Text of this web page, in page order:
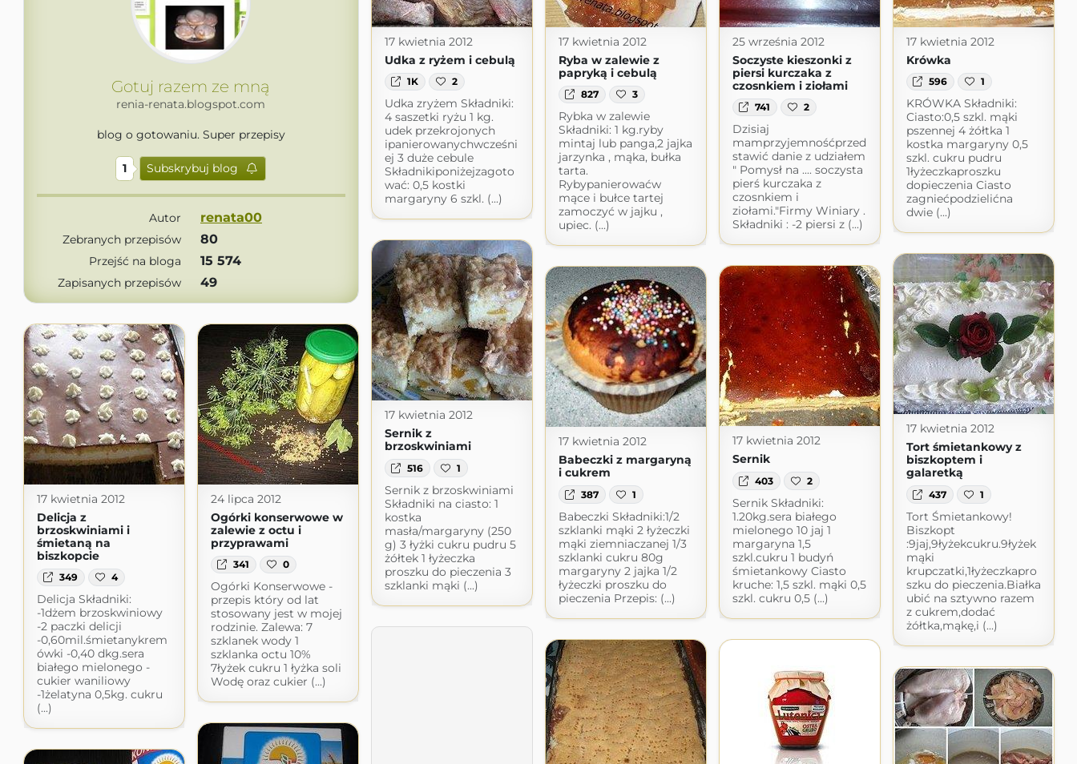
Gotuj razem ze mną
renia-renata.blogspot.com
blog o gotowaniu. Super przepisy
1 Subskrybuj blog
Autor renata00
Zebranych przepisów 80
Przejść na bloga 15 574
Zapisanych przepisów 49
17 kwietnia 2012
Udka z ryżem i cebulą
1K 2
Udka zryżem Składniki:
4 saszetki ryżu 1 kg.
udek przekrojonych
ipanierowanychwcześni
ej 3 duże cebule
Składnikiponiżejzagoto
wać: 0,5 kostki
margaryny 6 szkl. (...)
17 kwietnia 2012
Ryba w zalewie z
papryką i cebulą
827 3
Rybka w zalewie
Składniki: 1 kg.ryby
mintaj lub panga,2 jajka
jarzynka , mąka, bułka
tarta.
Rybypanierowaćw
mące i bułce tartej
zamoczyć w jajku ,
upiec. (...)
25 września 2012
Soczyste kieszonki z
piersi kurczaka z
czosnkiem i ziołami
741 2
Dzisiaj
mamprzyjemnośćprzed
stawić danie z udziałem
" Pomysł na .... soczysta
pierś kurczaka z
czosnkiem i
ziołami."Firmy Winiary .
Składniki : -2 piersi z (...)
17 kwietnia 2012
Krówka
596 1
KRÓWKA Składniki:
Ciasto:0,5 szkl. mąki
pszennej 4 żółtka 1
kostka margaryny 0,5
szkl. cukru pudru
1łyżeczkaproszku
dopieczenia Ciasto
zagniećpodzielićna
dwie (...)
17 kwietnia 2012
Sernik z
brzoskwiniami
516 1
Sernik z brzoskwiniami
Składniki na ciasto: 1
kostka
masła/margaryny (250
g) 3 łyżki cukru pudru 5
żółtek 1 łyżeczka
proszku do pieczenia 3
szklanki mąki (...)
17 kwietnia 2012
Tort śmietankowy z
biszkoptem i
galaretką
437 1
Tort Śmietankowy!
Biszkopt
:9jaj,9łyżekcukru.9łyżek
mąki
krupczatki,1łyżeczkapro
szku do pieczenia.Białka
ubić na sztywno razem
z cukrem,dodać
żółtka,mąkę,i (...)
17 kwietnia 2012
Sernik
403 2
Sernik Składniki:
1.20kg.sera białego
mielonego 10 jaj 1
margaryna 1,5
szkl.cukru 1 budyń
śmietankowy Ciasto
kruche: 1,5 szkl. mąki 0,5
szkl. cukru 0,5 (...)
17 kwietnia 2012
Babeczki z margaryną
i cukrem
387 1
Babeczki Składniki:1/2
szklanki mąki 2 łyżeczki
mąki ziemniaczanej 1/3
szklanki cukru 80g
margaryny 2 jajka 1/2
łyżeczki proszku do
pieczenia Przepis: (...)
17 kwietnia 2012
Delicja z
brzoskwiniami i
śmietaną na
biszkopcie
349 4
Delicja Składniki:
-1dżem brzoskwiniowy
-2 paczki delicji
-0,60mil.śmietanykrem
ówki -0,40 dkg.sera
białego mielonego -
cukier waniliowy
-1żelatyna 0,5kg. cukru
(...)
24 lipca 2012
Ogórki konserwowe w
zalewie z octu i
przyprawami
341 0
Ogórki Konserwowe -
przepis który od lat
stosowany jest w mojej
rodzinie. Zalewa: 7
szklanek wody 1
szklanka octu 10%
7łyżek cukru 1 łyżka soli
Wodę oraz cukier (...)